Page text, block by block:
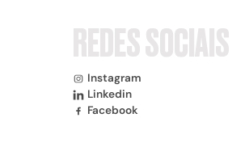
REDES SOCIAIS
Instagram
Linkedin
Facebook